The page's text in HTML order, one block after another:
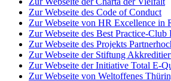
Zur Webseite des Code of Conduct
Zur Webseite von HR Excellence in
Zur Webseite des Best Practice-
Zur Webseite des Projekts
Zur Webseite der Stiftung
Zur Webseite der Initiative Total E-
Zur Webseite von Weltoffenes